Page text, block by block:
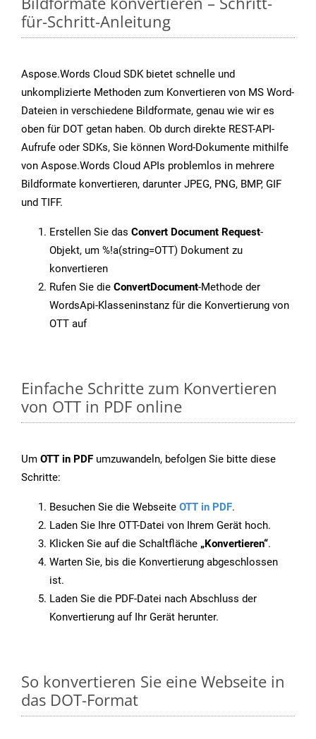
für-Schritt-Anleitung
Aspose.Words Cloud SDK bietet schnelle und
unkomplizierte Methoden zum Konvertieren von MS Word-
Dateien in verschiedene Bildformate, genau wie wir es
oben für DOT getan haben. Ob durch direkte REST-API-
Aufrufe oder SDKs, Sie können Word-Dokumente mithilfe
von Aspose.Words Cloud APIs problemlos in mehrere
Bildformate konvertieren, darunter JPEG, PNG, BMP, GIF
und TIFF.
Erstellen Sie das Convert Document Request-
Objekt, um %!a(string=OTT) Dokument zu
konvertieren
Rufen Sie die ConvertDocument-Methode der
WordsApi-Klasseninstanz für die Konvertierung von
OTT auf
Einfache Schritte zum Konvertieren
von OTT in PDF online
Um OTT in PDF umzuwandeln, befolgen Sie bitte diese
Schritte:
Besuchen Sie die Webseite OTT in PDF.
Laden Sie Ihre OTT-Datei von Ihrem Gerät hoch.
Klicken Sie auf die Schaltfläche „Konvertieren“.
Warten Sie, bis die Konvertierung abgeschlossen
ist.
Laden Sie die PDF-Datei nach Abschluss der
Konvertierung auf Ihr Gerät herunter.
So konvertieren Sie eine Webseite in
das DOT-Format